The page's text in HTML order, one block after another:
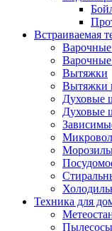
Встраиваемая
Варочные
Варочные
Вытяжки
Вытяжки
Духовые
Духовые
Техника для
Пылесосы